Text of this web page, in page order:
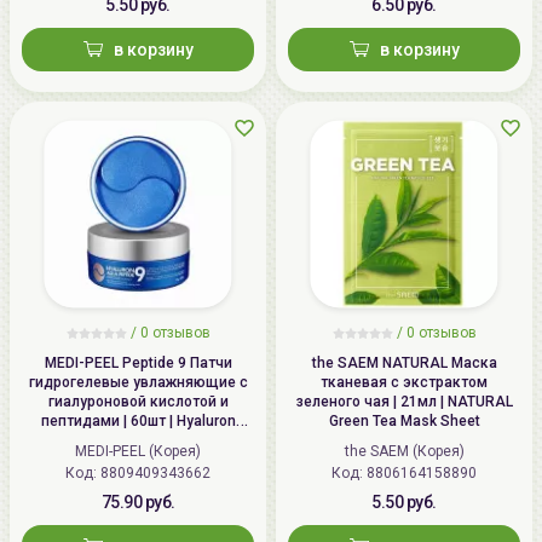
впитывания остатков эссенции маски.
5.50 руб.
в корзину
6.50 руб.
в корзину
/ 0 отзывов
MEDI-PEEL Peptide 9 Патчи
гидрогелевые увлажняющие с
гиалуроновой кислотой и
пептидами | 60шт | Hyaluron
Aqua Peptide 9 Ampoule Eye
Patch
MEDI-PEEL (Корея)
Код: 8809409343662
75.90 руб.
/ 0 отзывов
the SAEM NATURAL Маска
тканевая с экстрактом
зеленого чая | 21мл | NATURAL
Green Tea Mask Sheet
the SAEM (Корея)
Код: 8806164158890
5.50 руб.